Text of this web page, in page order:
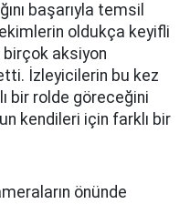
başarıyla temsil
oldukça keyifli
aksiyon
İzleyicilerin bu kez
bir rolde göreceğini
kendileri için farklı bir
önünde